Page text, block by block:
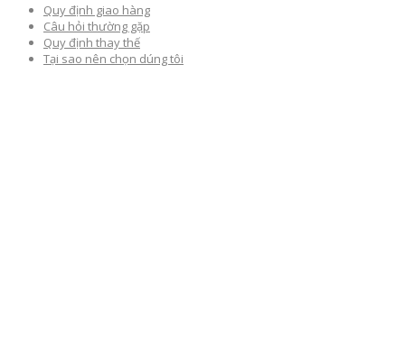
Quy định giao hàng
Câu hỏi thường gặp
Quy định thay thế
Tại sao nên chọn dúng tôi